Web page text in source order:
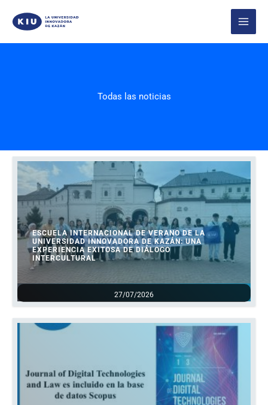
Todas las noticias
27/07/2026
ESCUELA INTERNACIONAL DE VERANO DE LA
UNIVERSIDAD INNOVADORA DE KAZÁN: UNA
EXPERIENCIA EXITOSA DE DIÁLOGO
INTERCULTURAL